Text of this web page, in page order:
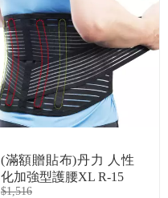
(滿額贈貼布)丹力 人性
化加強型護腰XL R-15
$1,516